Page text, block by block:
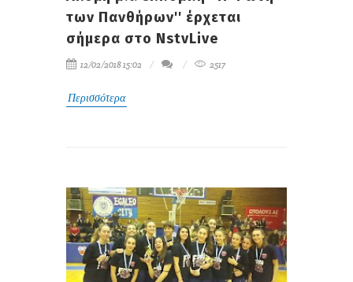
των Πανθήρων'' έρχεται
σήμερα στο NstvLive
12/02/2018 15:02 2517
Περισσότερα